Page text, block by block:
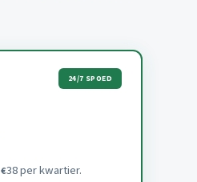
24/7 SPOED
€38 per kwartier.